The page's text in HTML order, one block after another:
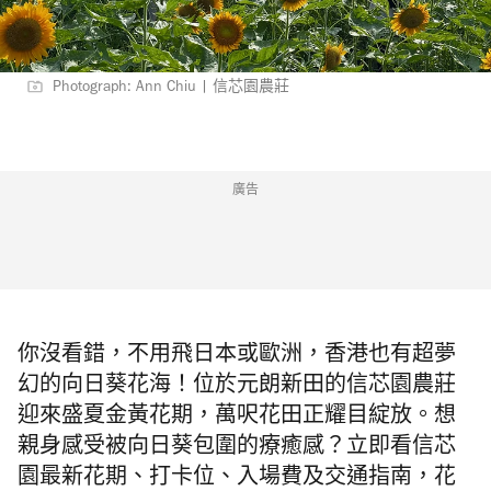
Photograph: Ann Chiu | 信芯園農莊
廣告
你沒看錯，不用飛日本或歐洲，香港也有超夢
幻的向日葵花海！位於元朗新田的信芯園農莊
迎來盛夏金黃花期，萬呎花田正耀目綻放。想
親身感受被向日葵包圍的療癒感？立即看信芯
園最新花期、打卡位、入場費及交通指南，花